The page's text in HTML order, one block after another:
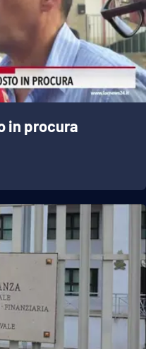
in procura